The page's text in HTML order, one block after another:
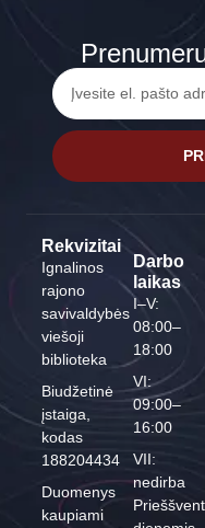
Rekvizitai
Ignalinos
rajono
savivaldybės
viešoji
biblioteka
Biudžetinė
įstaiga,
kodas
188204434
Duomenys
kaupiami
Darbo
laikas
I–V:
08:00–
18:00
VI:
09:00–
16:00
VII:
nedirba